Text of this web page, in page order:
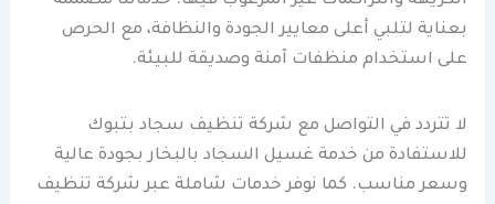
بعناية لتلبي أعلى معايير الجودة والنظافة، مع الحرص
على استخدام منظفات آمنة وصديقة للبيئة.
لا تتردد في التواصل مع شركة تنظيف سجاد بتبوك
للاستفادة من خدمة غسيل السجاد بالبخار بجودة عالية
وسعر مناسب. كما نوفر خدمات شاملة عبر شركة تنظيف